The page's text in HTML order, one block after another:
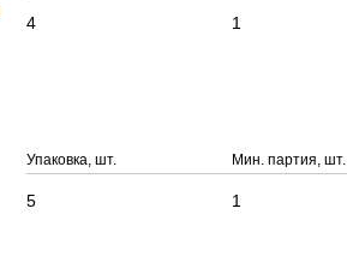
4 1
Упаковка, шт. Мин. партия, шт.
5 1